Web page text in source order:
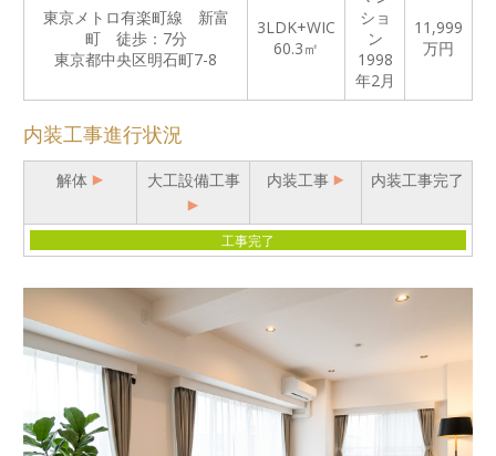
東京メトロ有楽町線 新富
町 徒歩：7分
東京都中央区明石町7-8
3LDK+WIC
60.3㎡
ショ
ン
1998
年2月
11,999
万円
内装工事進行状況
解体 大工設備工事 内装工事 内装工事完了
工事完了